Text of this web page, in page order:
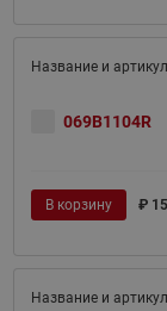
069B1104R
В корзину ₽